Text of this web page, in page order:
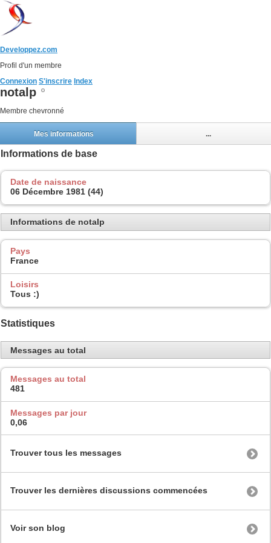
Developpez.com
Profil d'un membre
Connexion S'inscrire Index
notalp
Membre chevronné
Mes informations ...
Informations de base
Date de naissance
06 Décembre 1981 (44)
Informations de notalp
Pays
France
Loisirs
Tous :)
Statistiques
Messages au total
Messages au total
481
Messages par jour
0,06
Trouver tous les messages
Trouver les dernières discussions commencées
Voir son blog